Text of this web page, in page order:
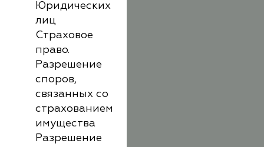
Юридических
лиц
Страховое
право.
Разрешение
споров,
связанных со
страхованием
имущества
Разрешение